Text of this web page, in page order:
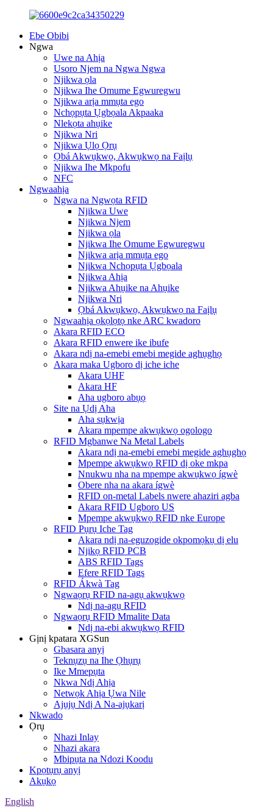
Ebe Obibi
Ngwa
Uwe na Ahịa
Usoro Njem na Ngwa Ngwa
Njikwa ọla
Njikwa Ihe Omume Egwuregwu
Njikwa arịa mmụta ego
Nchọpụta Ụgbọala Akpaaka
Nlekọta ahụike
Njikwa Nri
Njikwa Ụlọ Ọrụ
Ọbá Akwụkwọ, Akwụkwọ na Faịlụ
Njikwa Ihe Mkpofu
NFC
Ngwaahịa
Ngwa na Ngwọta RFID
Njikwa Uwe
Njikwa Njem
Njikwa ọla
Njikwa Ihe Omume Egwuregwu
Njikwa arịa mmụta ego
Njikwa Nchọpụta Ụgbọala
Njikwa Ahịa
Njikwa Ahụike na Ahụike
Njikwa Nri
Ọbá Akwụkwọ, Akwụkwọ na Faịlụ
Ngwaahịa ọkọlọtọ nke ARC kwadoro
Akara RFID ECO
Akara RFID enwere ike ibufe
Akara ndị na-emebi emebi megide aghụghọ
Akara maka Ugboro dị iche iche
Akara UHF
Akara HF
Aha ugboro abụọ
Site na Ụdị Aha
Aha sụkwịa
Akara mpempe akwụkwọ ogologo
RFID Mgbanwe Na Metal Labels
Akara ndị na-emebi emebi megide aghụghọ
Mpempe akwụkwọ RFID dị oke mkpa
Nnukwu nha na mpempe akwụkwọ ígwè
Obere nha na akara ígwè
RFID on-metal Labels nwere ahaziri agba
Akara RFID Ugboro US
Mpempe akwụkwọ RFID nke Europe
RFID Pụrụ Iche Tag
Akara ndị na-eguzogide okpomọkụ dị elu
Njikọ RFID PCB
ABS RFID Tags
Efere RFID Tags
RFID Ákwà Tag
Ngwaọrụ RFID na-agụ akwụkwọ
Ndị na-agụ RFID
Ngwaọrụ RFID Mmalite Data
Ndị na-ebi akwụkwọ RFID
Gịnị kpatara XGSun
Gbasara anyị
Teknụzụ na Ihe Ọhụrụ
Ike Mmepụta
Nkwa Ndị Ahịa
Netwọk Ahịa Ụwa Nile
Ajụjụ Ndị A Na-ajụkarị
Nkwado
Ọrụ
Nhazi Inlay
Nhazi akara
Mbipụta na Ndozi Koodu
Kpọtụrụ anyị
Akụkọ
English